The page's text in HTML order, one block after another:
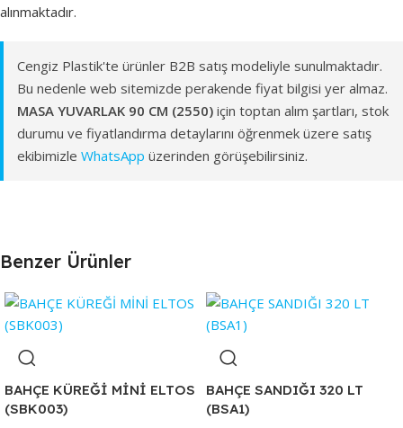
alınmaktadır.
Cengiz Plastik'te ürünler B2B satış modeliyle sunulmaktadır.
Bu nedenle web sitemizde perakende fiyat bilgisi yer almaz.
MASA YUVARLAK 90 CM (2550) için toptan alım şartları, stok
durumu ve fiyatlandırma detaylarını öğrenmek üzere satış
ekibimizle WhatsApp üzerinden görüşebilirsiniz.
Benzer Ürünler
BAHÇE KÜREĞİ MİNİ ELTOS
(SBK003)
BAHÇE SANDIĞI 320 LT
(BSA1)